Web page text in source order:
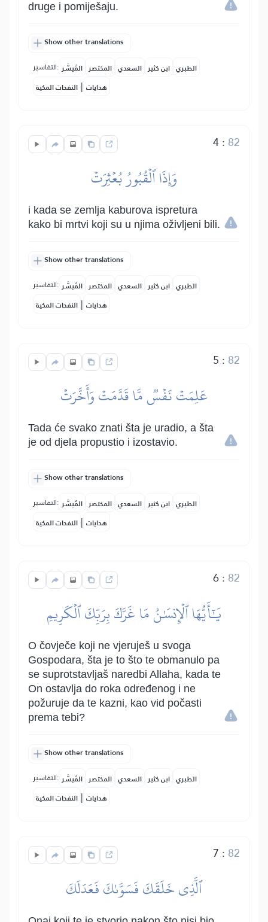
druge i pomiješaju.
Show other translations
التفاسير: المُيسَّر المختصر السعدي ابن كثير الطبري
النفحات المكية | هدايات
4: 82
وَإِذَا ٱلۡقُبُورُ بُعۡثِرَتۡ
i kada se zemlja kaburova ispretura
kako bi mrtvi koji su u njima oživljeni bili.
Show other translations
التفاسير: المُيسَّر المختصر السعدي ابن كثير الطبري
النفحات المكية | هدايات
5 : 82
عَلِمَتۡ نَفۡسٞ مَّا قَدَّمَتۡ وَأَخَّرَتۡ
Tada će svako znati šta je uradio, a šta
je od djela propustio i izostavio.
Show other translations
التفاسير: المُيسَّر المختصر السعدي ابن كثير الطبري
النفحات المكية | هدايات
6: 82
يَٰٓأَيُّهَا ٱلۡإِنسَٰنُ مَا غَرَّكَ بِرَبِّكَ ٱلۡكَرِيمِ
O čovječe koji ne vjeruješ u svoga
Gospodara, šta je to što te obmanulo pa
se suprotstavljaš naredbi Allaha, kada te
On ostavlja do roka određenog i ne
požuruje da te kazni, kao vid počasti
prema tebi?
Show other translations
التفاسير: المُيسَّر المختصر السعدي ابن كثير الطبري
النفحات المكية | هدايات
7 : 82
ٱلَّذِي خَلَقَكَ فَسَوَّىٰكَ فَعَدَلَكَ